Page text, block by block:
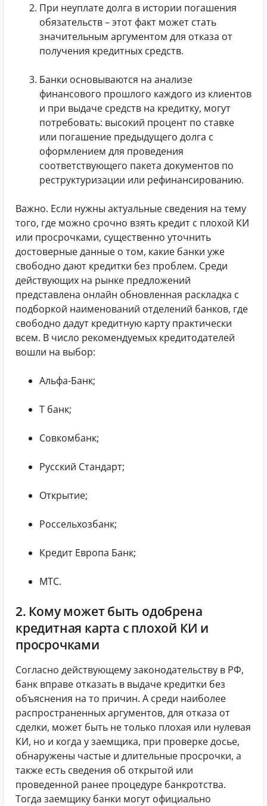
При неуплате долга в истории погашения
обязательств – этот факт может стать
значительным аргументом для отказа от
получения кредитных средств.
Банки основываются на анализе
финансового прошлого каждого из клиентов
и при выдаче средств на кредитку, могут
потребовать: высокий процент по ставке
или погашение предыдущего долга с
оформлением для проведения
соответствующего пакета документов по
реструктуризации или рефинансированию.
Важно. Если нужны актуальные сведения на тему
того, где можно срочно взять кредит с плохой КИ
или просрочками, существенно уточнить
достоверные данные о том, какие банки уже
свободно дают кредитки без проблем. Среди
действующих на рынке предложений
представлена онлайн обновленная раскладка с
подборкой наименований отделений банков, где
свободно дадут кредитную карту практически
всем. В число рекомендуемых кредитодателей
вошли на выбор:
Альфа-Банк;
Т банк;
Совкомбанк;
Русский Стандарт;
Открытие;
Россельхозбанк;
Кредит Европа Банк;
МТС.
2. Кому может быть одобрена
кредитная карта с плохой КИ и
просрочками
Согласно действующему законодательству в РФ,
банк вправе отказать в выдаче кредитки без
объяснения на то причин. А среди наиболее
распространенных аргументов, для отказа от
сделки, может быть не только плохая или нулевая
КИ, но и когда у заемщика, при проверке досье,
обнаружены частые и длительные просрочки, а
также есть сведения об открытой или
проведенной ранее процедуре банкротства.
Тогда заемщику банки могут официально